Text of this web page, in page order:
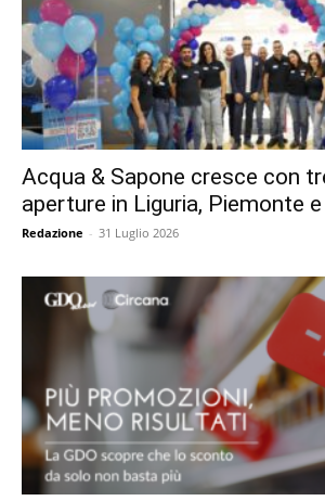
Acqua & Sapone cresce con
aperture in Liguria, Piemonte
Redazione - 31 Luglio 2026